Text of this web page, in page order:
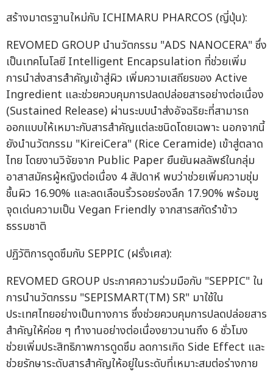
สร้างมาตรฐานใหม่กับ ICHIMARU PHARCOS (ญี่ปุ่น):
REVOMED GROUP นำนวัตกรรม "ADS NANOCERA" ซึ่ง
เป็นเทคโนโลยี Intelligent Encapsulation ที่ช่วยเพิ่ม
การนำส่งสารสำคัญเข้าสู่ผิว เพิ่มความเสถียรของ Active
Ingredient และช่วยควบคุมการปลดปล่อยสารอย่างต่อเนื่อง
(Sustained Release) ผ่านระบบนำส่งอัจฉริยะที่สามารถ
ออกแบบให้เหมาะกับสารสำคัญแต่ละชนิดโดยเฉพาะ นอกจากนี้
ยังนำนวัตกรรม "KireiCera" (Rice Ceramide) เข้าสู่ตลาด
ไทย โดยงานวิจัยจาก Public Paper ยืนยันผลลัพธ์ในกลุ่ม
อาสาสมัครผู้หญิงต่อเนื่อง 4 สัปดาห์ พบว่าช่วยเพิ่มความชุ่ม
ชื้นผิว 16.90% และลดเลือนริ้วรอยร่องลึก 17.90% พร้อมชู
จุดเด่นความเป็น Vegan Friendly จากสารสกัดรำข้าว
ธรรมชาติ
ปฏิวัติการดูดซึมกับ SEPPIC (ฝรั่งเศส):
REVOMED GROUP ประกาศความร่วมมือกับ "SEPPIC" ใน
การนำนวัตกรรม "SEPISMART(TM) SR" มาใช้ใน
ประเทศไทยอย่างเป็นทางการ ซึ่งช่วยควบคุมการปลดปล่อยสาร
สำคัญให้ค่อย ๆ ทำงานอย่างต่อเนื่องยาวนานถึง 6 ชั่วโมง
ช่วยเพิ่มประสิทธิภาพการดูดซึม ลดการเกิด Side Effect และ
ช่วยรักษาระดับสารสำคัญให้อยู่ในระดับที่เหมาะสมต่อร่างกาย